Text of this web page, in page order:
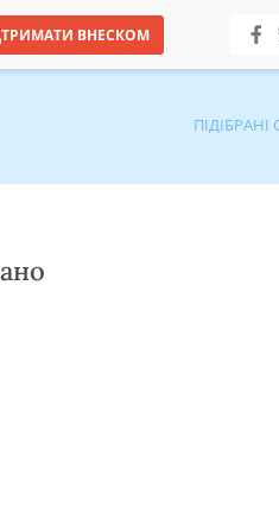
ВНЕСКОМ